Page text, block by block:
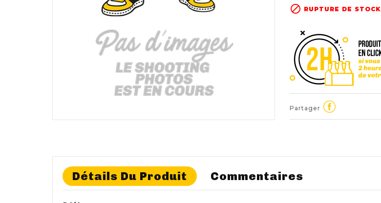
 RUPTURE DE STOCK
Partager
Détails Du Produit Commentaires